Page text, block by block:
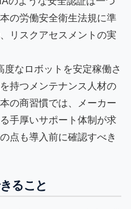
の労働安全衛生法規に準
リスクアセスメントの実
度なロボットを安定稼働さ
持つメンテナンス人材の
の商習慣では、メーカー
手厚いサポート体制が求
点も導入前に確認すべき
ること